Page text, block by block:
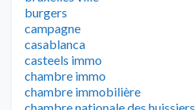
burgers
campagne
casablanca
casteels immo
chambre immo
chambre immobilière